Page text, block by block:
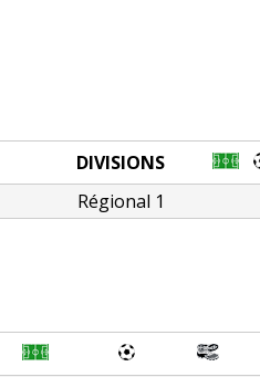
DIVISIONS
Régional 1